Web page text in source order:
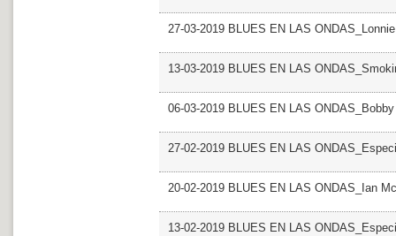
27-03-2019 BLUES EN LAS
13-03-2019 BLUES EN LAS
06-03-2019 BLUES EN LAS
27-02-2019 BLUES EN LAS
20-02-2019 BLUES EN LAS ONDAS_Ian
13-02-2019 BLUES EN LAS